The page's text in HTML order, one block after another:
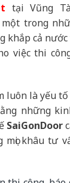
tại Vũng
trong
khắp cả
việc thi
luôn là yếu
những
SaiGonDoor
khâu tư